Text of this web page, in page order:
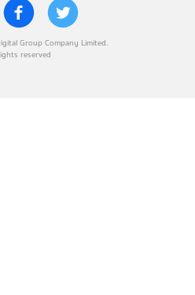
Group Company Limited.
reserved